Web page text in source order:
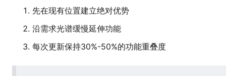
先在现有位置建立绝对优势
沿需求光谱缓慢延伸功能
每次更新保持30%-50%的功能重叠度